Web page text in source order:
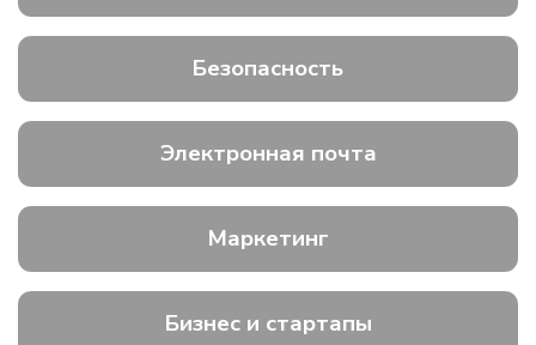
Безопасность
Электронная почта
Маркетинг
Бизнес и стартапы